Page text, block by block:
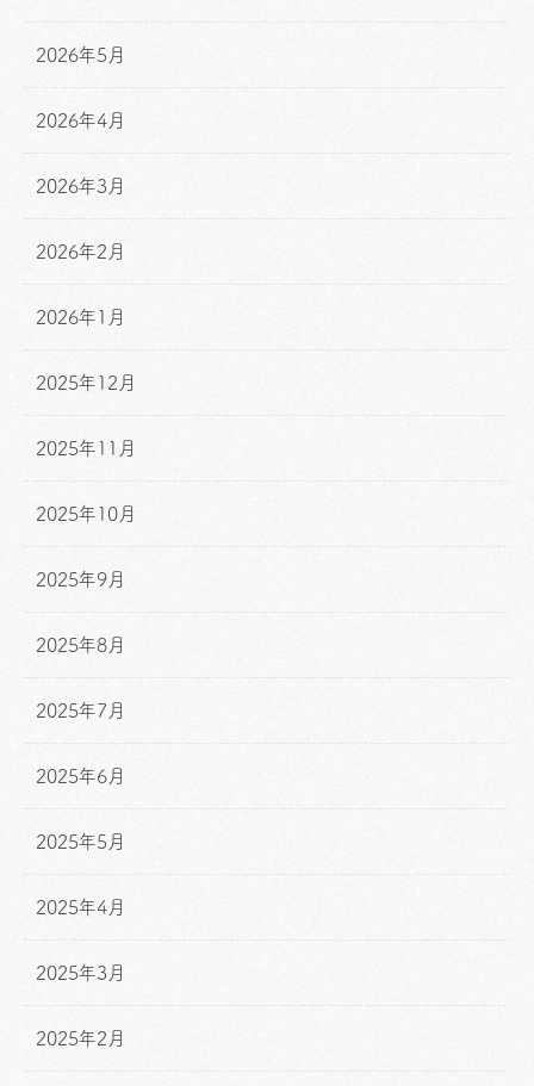
2026年5月
2026年4月
2026年3月
2026年2月
2026年1月
2025年12月
2025年11月
2025年10月
2025年9月
2025年8月
2025年7月
2025年6月
2025年5月
2025年4月
2025年3月
2025年2月